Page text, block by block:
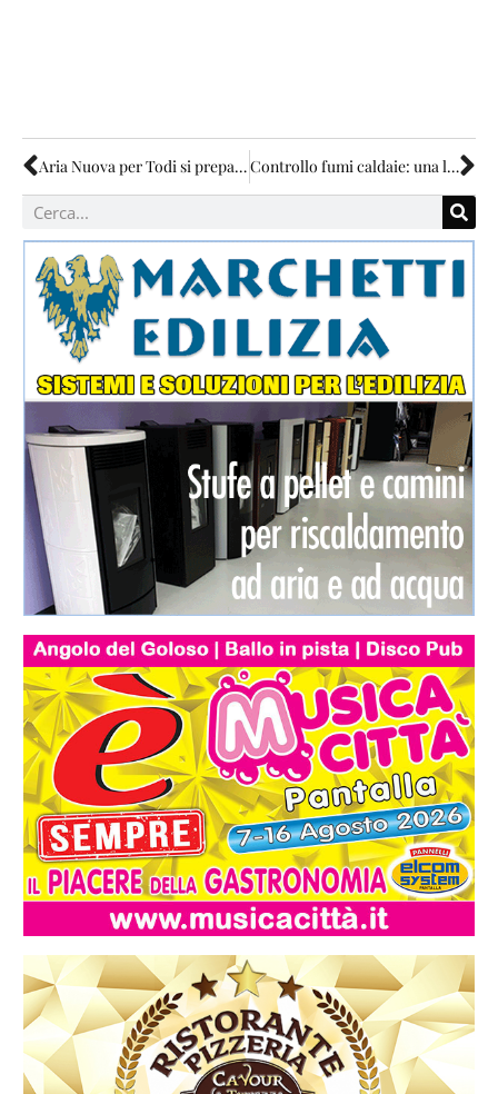
Aria Nuova per Todi si prepara al 2014 Controllo fumi caldaie: una legge andata in fumo